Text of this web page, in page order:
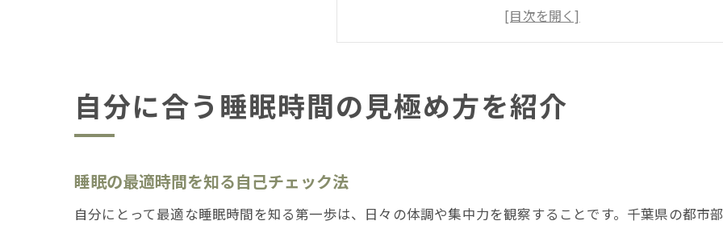
適正な睡眠時間を調べるための4日間実践法
7時間睡眠が最強とされる理由と注意点
千葉県の睡眠事情から見える現実的な習慣
千葉県の平均睡眠時間と全国の違いを解説
適切な睡眠を得るための地域事情のヒント
自分に合う睡眠時間の見極め方を紹介
睡眠の最適時間を知る自己チェック法
自分にとって最適な睡眠時間を知る第一歩は、日々の体調や集中力を観察することです。千葉県の都市